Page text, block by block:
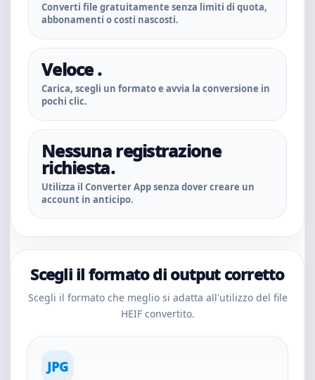
Converti file gratuitamente senza limiti di quota,
abbonamenti o costi nascosti.
Veloce .
Carica, scegli un formato e avvia la conversione in
pochi clic.
Nessuna registrazione
richiesta.
Utilizza il Converter App senza dover creare un
account in anticipo.
Scegli il formato di output corretto
Scegli il formato che meglio si adatta all'utilizzo del file
HEIF convertito.
JPG